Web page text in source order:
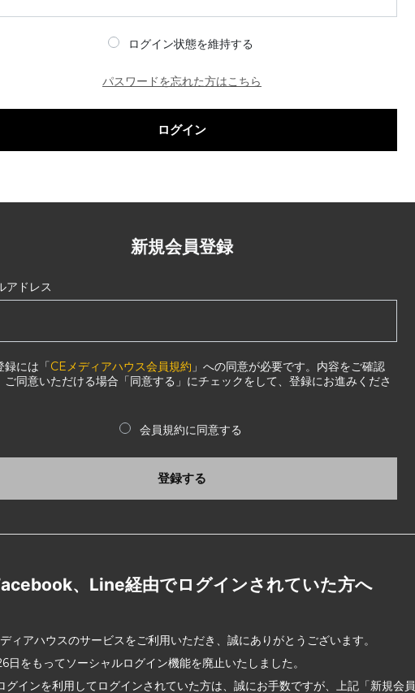
ログイン状態を維持する
パスワードを忘れた方はこちら
ログイン
新規会員登録
アドレス
録には「CEメディアハウス会員規約 」への同意が必要です。内容をご確認
ご同意いただける場合「同意する」にチェックをして、登録にお進みくださ
会員規約に同意する
登録する
、Line経由でログインされていた方へ
ィアハウスのサービスをご利用いただき、誠にありがとうございます。
日をもってソーシャルログイン機能を廃止いたしました。
グインを利用してログインされていた方は、誠にお手数ですが、上記「新規会員